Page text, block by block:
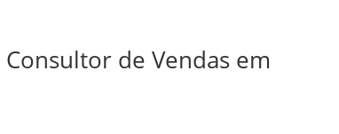
de Vendas em